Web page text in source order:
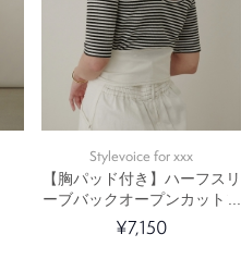
Stylevoice for xxx
【胸パッド付き】ハーフスリ
ーブバックオープンカットソ
ー
¥7,150